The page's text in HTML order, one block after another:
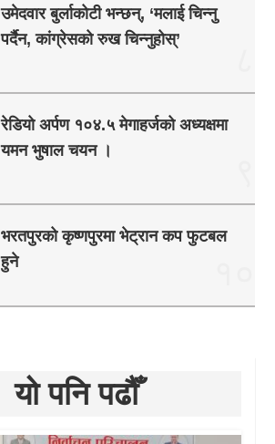
उमेदवार बुर्लाकोटी भन्छन्, ‘मलाई चिन्नु
पर्दैन, कांग्रेसको रुख चिन्नुहोस्’
रेडियो अर्पण १०४.५ मेगाहर्जको अध्यक्षमा
यमन भुषाल चयन ।
भरतपुरको कृष्णपुरमा भेट्रान कप फुटबल
हुने
यो पनि पढौँ